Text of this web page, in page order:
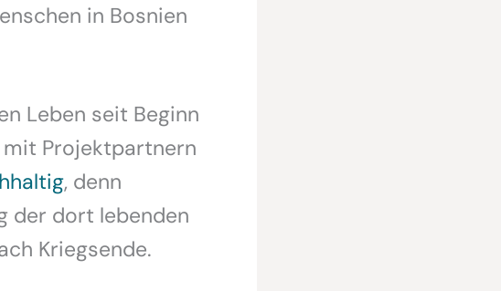
in Bosnien
Leben seit Beginn
mit Projektpartnern
, denn
der dort lebenden
Kriegsende.